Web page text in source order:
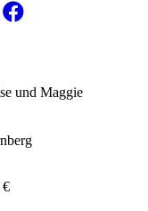
und Maggie
€